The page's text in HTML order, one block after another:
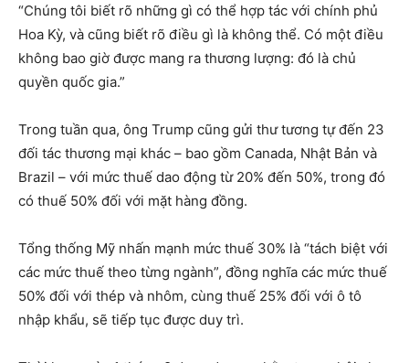
“Chúng tôi biết rõ những gì có thể hợp tác với chính phủ
Hoa Kỳ, và cũng biết rõ điều gì là không thể. Có một điều
không bao giờ được mang ra thương lượng: đó là chủ
quyền quốc gia.”
Trong tuần qua, ông Trump cũng gửi thư tương tự đến 23
đối tác thương mại khác – bao gồm Canada, Nhật Bản và
Brazil – với mức thuế dao động từ 20% đến 50%, trong đó
có thuế 50% đối với mặt hàng đồng.
Tổng thống Mỹ nhấn mạnh mức thuế 30% là “tách biệt với
các mức thuế theo từng ngành”, đồng nghĩa các mức thuế
50% đối với thép và nhôm, cùng thuế 25% đối với ô tô
nhập khẩu, sẽ tiếp tục được duy trì.